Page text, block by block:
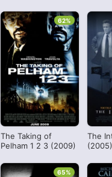
The Taking of
Pelham 1 2 3 (2009)
62%
The
(2005)
65%